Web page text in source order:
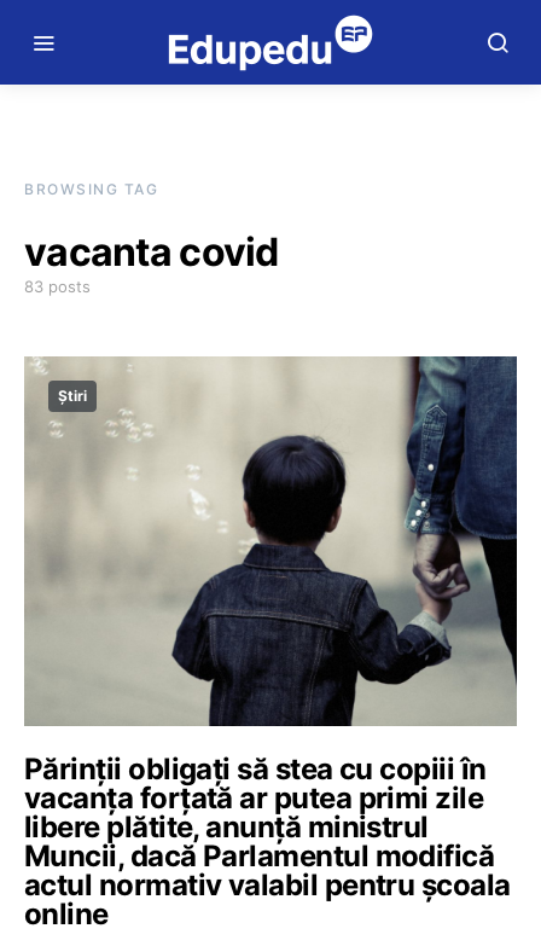
BROWSING TAG
vacanta covid
83 posts
Știri
Părinții obligați să stea cu copiii în
vacanța forțată ar putea primi zile
libere plătite, anunță ministrul
Muncii, dacă Parlamentul modifică
actul normativ valabil pentru școala
online